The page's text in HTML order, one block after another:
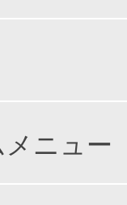
ニュー